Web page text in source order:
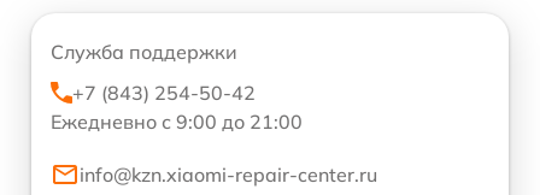
Служба поддержки
+7 (843) 254-50-42
Ежедневно с 9:00 до 21:00
info@kzn.xiaomi-repair-center.ru